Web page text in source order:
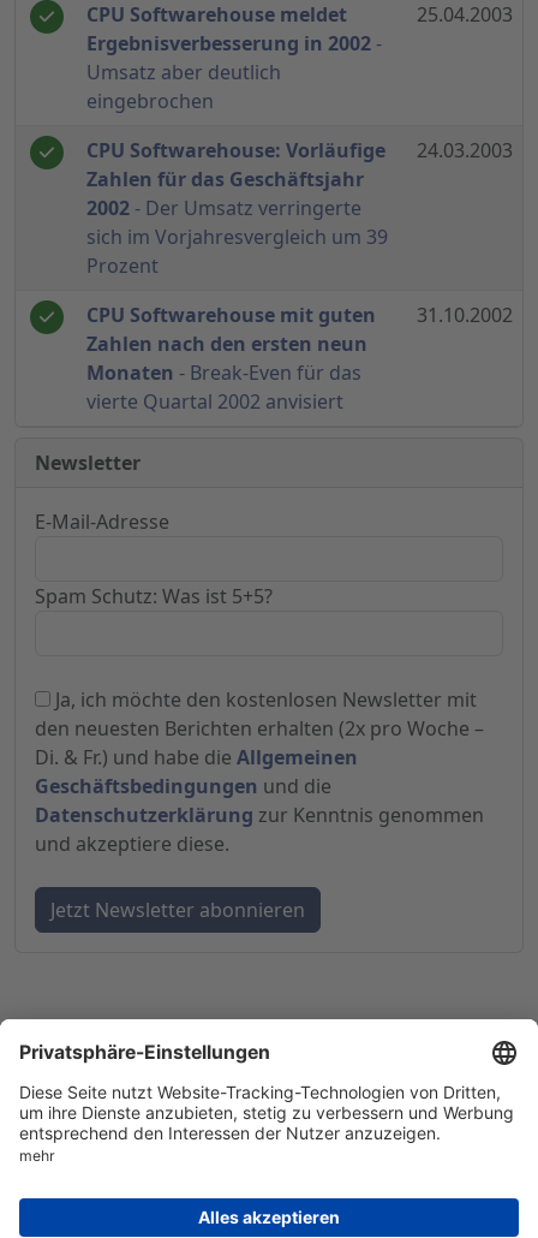
CPU Softwarehouse meldet
Ergebnisverbesserung in 2002-
Umsatz aber deutlich
eingebrochen
25.04.2003
CPU Softwarehouse: Vorläufige
Zahlen für das Geschäftsjahr
2002 - Der Umsatz verringerte
sich im Vorjahresvergleich um 39
Prozent
24.03.2003
CPU Softwarehouse mit guten
Zahlen nach den ersten neun
Monaten - Break-Even für das
vierte Quartal 2002 anvisiert
31.10.2002
Newsletter
E-Mail-Adresse
Spam Schutz: Was ist 5+5?
Ja, ich möchte den kostenlosen Newsletter mit
den neuesten Berichten erhalten (2x pro Woche –
Di. & Fr.) und habe die Allgemeinen
Geschäftsbedingungen und die
Datenschutzerklärung zur Kenntnis genommen
und akzeptiere diese.
© 1998-2026by GSC Research GmbH
Datenschutz